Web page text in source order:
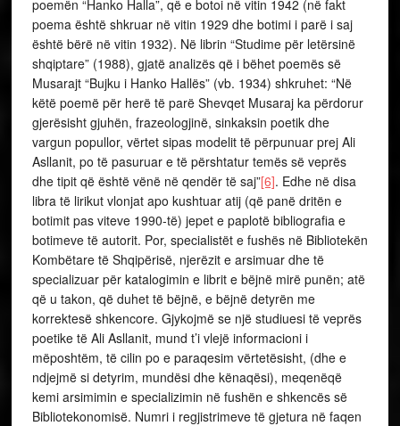
poemën “Hanko Halla”, që e botoi në vitin 1942 (në fakt
poema është shkruar në vitin 1929 dhe botimi i parë i saj
është bërë në vitin 1932). Në librin “Studime për letërsinë
shqiptare” (1988), gjatë analizës që i bëhet poemës së
Musarajt “Bujku i Hanko Hallës” (vb. 1934) shkruhet: “Në
këtë poemë për herë të parë Shevqet Musaraj ka përdorur
gjerësisht gjuhën, frazeologjinë, sinkaksin poetik dhe
vargun popullor, vërtet sipas modelit të përpunuar prej Ali
Asllanit, po të pasuruar e të përshtatur temës së veprës
dhe tipit që është vënë në qendër të saj”[6]. Edhe në disa
libra të lirikut vlonjat apo kushtuar atij (që panë dritën e
botimit pas viteve 1990-të) jepet e paplotë bibliografia e
botimeve të autorit. Por, specialistët e fushës në Bibliotekën
Kombëtare të Shqipërisë, njerëzit e arsimuar dhe të
specializuar për katalogimin e librit e bëjnë mirë punën; atë
që u takon, që duhet të bëjnë, e bëjnë detyrën me
korrektesë shkencore. Gjykojmë se një studiuesi të veprës
poetike të Ali Asllanit, mund t’i vlejë informacioni i
mëposhtëm, të cilin po e paraqesim vërtetësisht, (dhe e
ndjejmë si detyrim, mundësi dhe kënaqësi), meqenëqë
kemi arsimimin e specializimin në fushën e shkencës së
Bibliotekonomisë. Numri i regjistrimeve të gjetura në faqen